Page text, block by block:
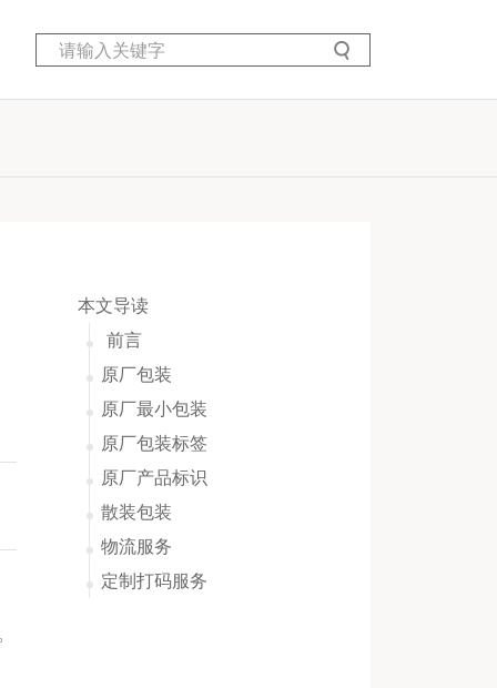
本文导读
前言
原厂包装
原厂最小包装
原厂包装标签
原厂产品标识
散装包装
物流服务
定制打码服务